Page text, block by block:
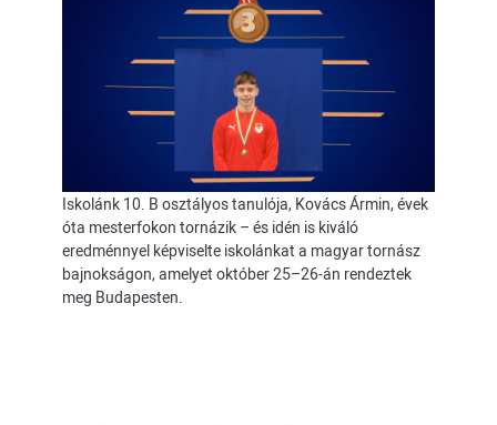
Iskolánk 10. B osztályos tanulója, Kovács Ármin, évek
óta mesterfokon tornázik – és idén is kiváló
eredménnyel képviselte iskolánkat a magyar tornász
bajnokságon, amelyet október 25–26-án rendeztek
meg Budapesten.